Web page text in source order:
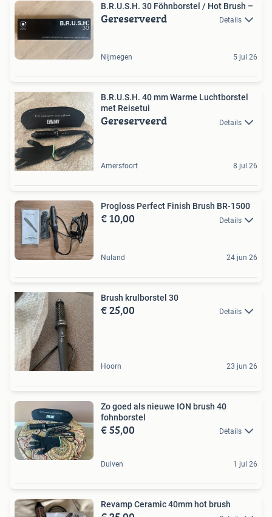
B.R.U.S.H. 30 Föhnborstel / Hot Brush –
Gereserveerd Details
Nijmegen 5 jul 26
B.R.U.S.H. 40 mm Warme Luchtborstel
met Reisetui
Gereserveerd Details
Amersfoort 8 jul 26
Progloss Perfect Finish Brush BR-1500
€ 10,00 Details
Nuland 24 jun 26
Brush krulborstel 30
€ 25,00 Details
Hoorn 23 jun 26
Zo goed als nieuwe ION brush 40
fohnborstel
€ 55,00 Details
Duiven 1 jul 26
Revamp Ceramic 40mm hot brush